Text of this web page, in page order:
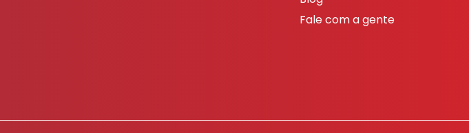
Fale com a gente